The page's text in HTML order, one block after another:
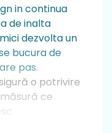
in continua
de inalta
dezvolta un
bucura de
pas.
o potrivire
ce